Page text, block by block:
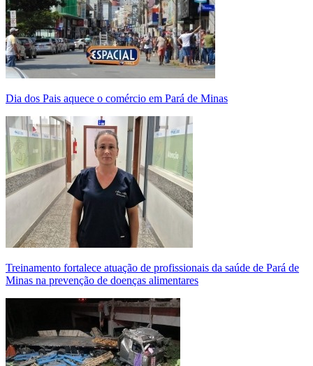
Dia dos Pais aquece o comércio em Pará de Minas
Treinamento fortalece atuação de profissionais da saúde de Pará de
Minas na prevenção de doenças alimentares